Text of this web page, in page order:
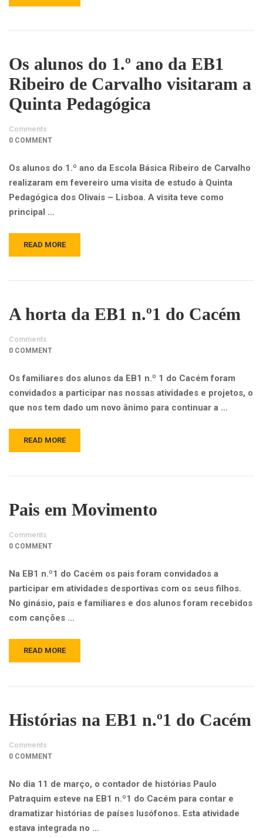
Os alunos do 1.º ano da EB1
Ribeiro de Carvalho visitaram a
Quinta Pedagógica
Comments
0 COMMENT
Os alunos do 1.º ano da Escola Básica Ribeiro de Carvalho
realizaram em fevereiro uma visita de estudo à Quinta
Pedagógica dos Olivais – Lisboa. A visita teve como
principal …
READ MORE
A horta da EB1 n.º1 do Cacém
Comments
0 COMMENT
Os familiares dos alunos da EB1 n.º 1 do Cacém foram
convidados a participar nas nossas atividades e projetos, o
que nos tem dado um novo ânimo para continuar a …
READ MORE
Pais em Movimento
Comments
0 COMMENT
Na EB1 n.º1 do Cacém os pais foram convidados a
participar em atividades desportivas com os seus filhos.
No ginásio, pais e familiares e dos alunos foram recebidos
com canções …
READ MORE
Histórias na EB1 n.º1 do Cacém
Comments
0 COMMENT
No dia 11 de março, o contador de histórias Paulo
Patraquim esteve na EB1 n.º1 do Cacém para contar e
dramatizar histórias de países lusófonos. Esta atividade
estava integrada no …